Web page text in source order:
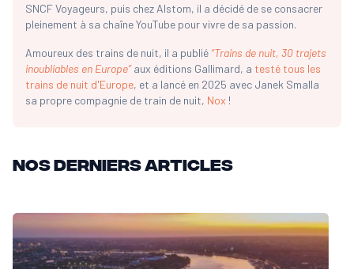
SNCF Voyageurs, puis chez Alstom, il a décidé de se consacrer
pleinement à sa chaîne YouTube pour vivre de sa passion.
Amoureux des trains de nuit, il a publié“Trains de nuit, 30 trajets
inoubliables en Europe”aux éditions Gallimard, a testé tous les
trains de nuit d'Europe, et a lancé en 2025 avec Janek Smalla
sa propre compagnie de train de nuit, Nox !
Nos derniers articles